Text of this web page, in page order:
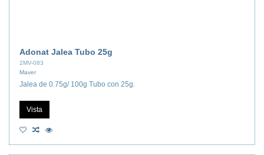
Adonat Jalea Tubo 25g
2MV-083
Maver
Jalea de 0.75g/ 100g Tubo con 25g.
Vista